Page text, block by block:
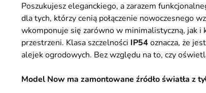
Poszukujesz eleganckiego, a zarazem
dla tych, którzy cenią połączenie nowoczesnego
wkomponuje się zarówno w minimalistyczną, jak i
przestrzeni. Klasa szczelności IP54oznacza, że
alejek ogrodowych. Bez względu na to, czy
Model Now ma zamontowane źródło światła z